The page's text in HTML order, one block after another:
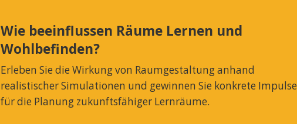
Gehören vielleicht auch
Sie bald dazu?
Wie beeinflussen Räume Lernen und
Wohlbefinden?
Erleben Sie die Wirkung von Raumgestaltung anhand
realistischer Simulationen und gewinnen Sie konkrete Impulse
für die Planung zukunftsfähiger Lernräume.